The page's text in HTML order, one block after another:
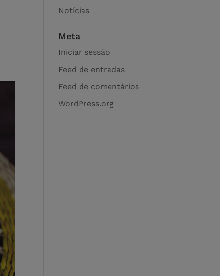
Notícias
Meta
Iniciar sessão
Feed de entradas
Feed de comentários
WordPress.org